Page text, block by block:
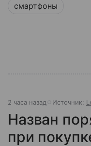
смартфоны
2 часа назад Источник:
Назван
при